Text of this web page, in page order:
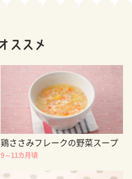
鶏ささみフレークの野菜スープ
9～11カ月頃